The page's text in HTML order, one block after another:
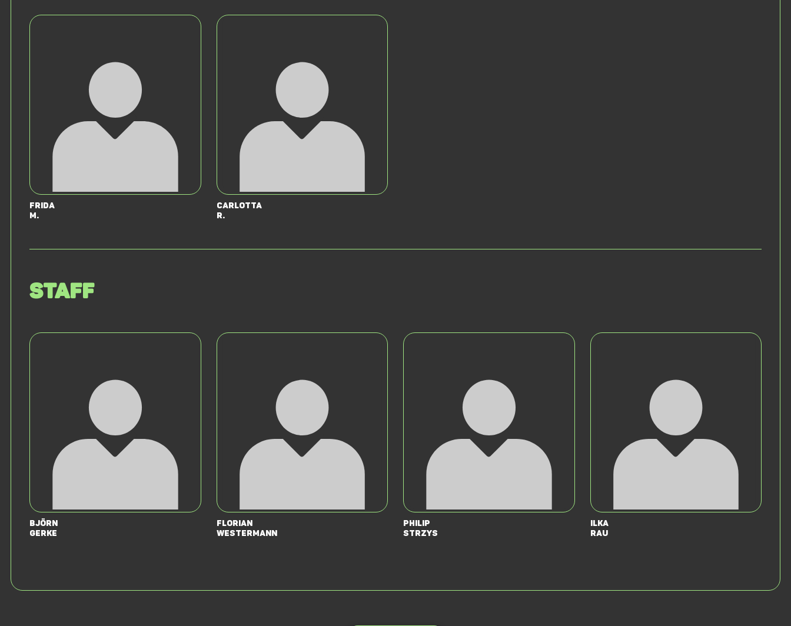
Frida
M.
Carlotta
R.
Staff
Björn
Gerke
Florian
Westermann
Philip
Strzys
Ilka
Rau